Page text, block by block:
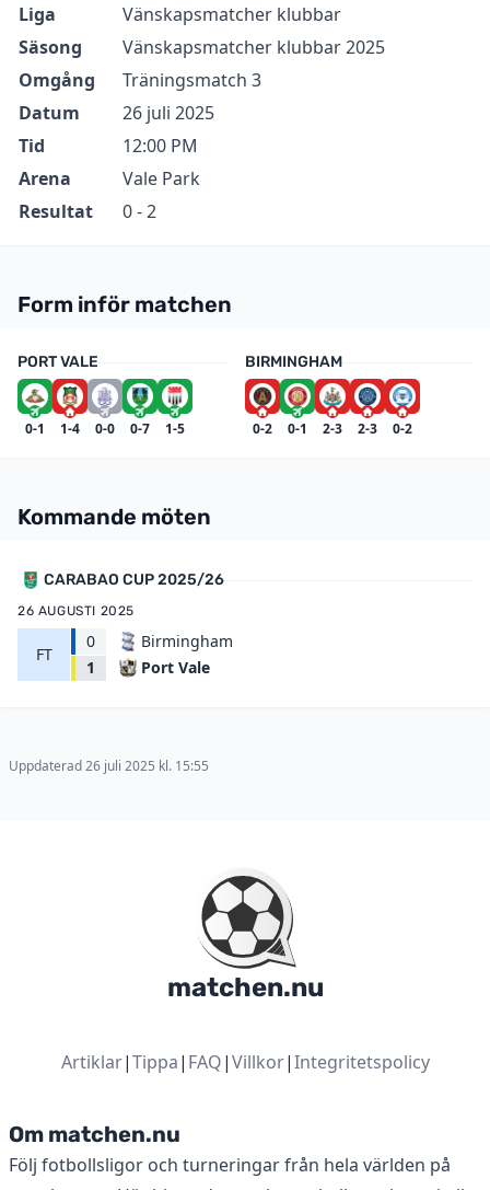
InformationVärde
Liga
Vänskapsmatcher klubbar
Säsong
Vänskapsmatcher klubbar 2025
Omgång
Träningsmatch 3
Datum
26 juli 2025
Tid
12:00 PM
Arena
Vale Park
Resultat
0 - 2
Form inför matchen
PORT VALE
0-1 1-4 0-0 0-7 1-5
BIRMINGHAM
0-2 0-1 2-3 2-3 0-2
Kommande möten
CARABAO CUP 2025/26
26 AUGUSTI 2025
FT
0
1
Birmingham
Port Vale
Uppdaterad 26 juli 2025 kl. 15:55
matchen.nu
Artiklar|Tippa| FAQ|Villkor|Integritetspolicy
Om matchen.nu
Följ fotbollsligor och turneringar från hela världen på